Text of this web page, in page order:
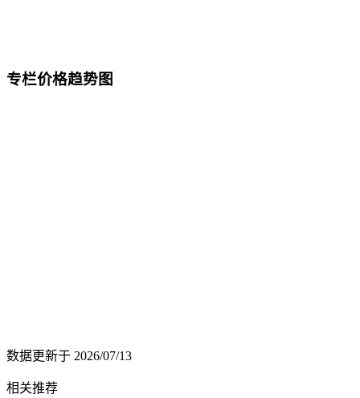
专栏价格趋势图
数据更新于 2026/07/13
相关推荐